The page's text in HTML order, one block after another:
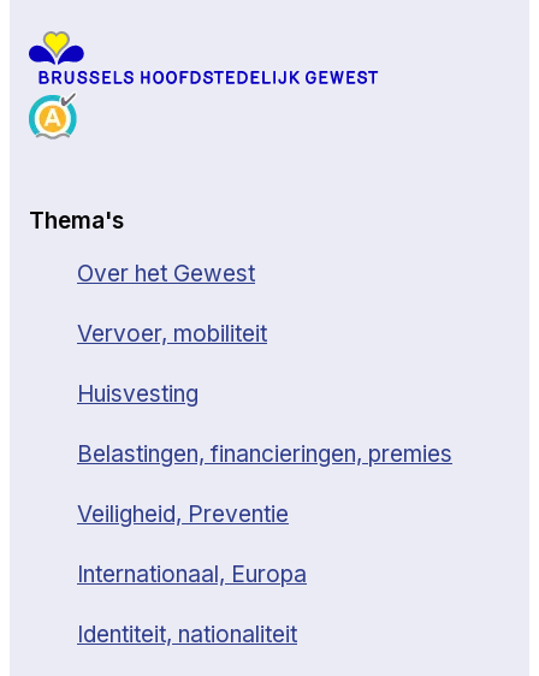
Thema's
Over het Gewest
Vervoer, mobiliteit
Huisvesting
Belastingen, financieringen, premies
Veiligheid, Preventie
Internationaal, Europa
Identiteit, nationaliteit